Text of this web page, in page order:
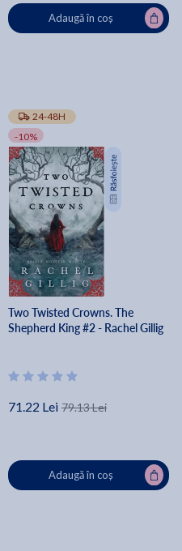
Adaugă în coș
24-48H
-10%
Two Twisted Crowns. The
Shepherd King #2 - Rachel Gillig
71.22 Lei 79.13 Lei
Adaugă în coș